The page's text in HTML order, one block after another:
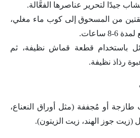
جيدًا لتحرير عناصرها الفعَّالة.
من المسحوق إلى كوب ماء مغلي،
8 ساعات.
باستخدام قطعة قماش نظيفة، ثم
رذاذ نظيفة.
أو مُجففة (مثل أوراق النعناع،
(زيت جوز الهند، زيت الزيتون).